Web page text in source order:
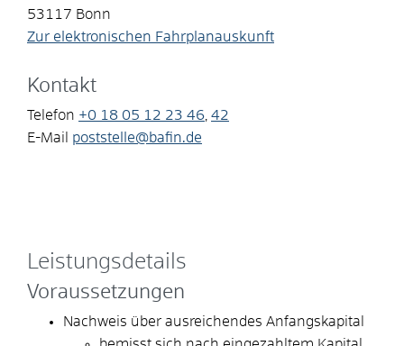
53117 Bonn
Zur elektronischen Fahrplanauskunft
Kontakt
Telefon +0 18 05 12 23 46 42
E-Mail
poststelle@bafin.de
Leistungsdetails
Voraussetzungen
Nachweis über ausreichendes Anfangskapital